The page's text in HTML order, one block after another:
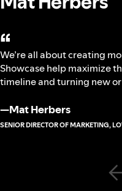
“
We’re all about creating
Showcase help maximize
timeline and turning new
—Mat Herbers
SENIOR DIRECTOR OF MARKETING,